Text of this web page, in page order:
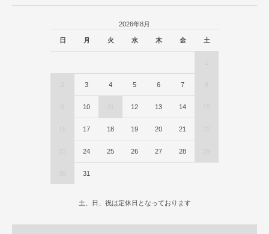
2026年8月
日 月 火 水 木 金 土
3 4 5 6 7
10 12 13 14
17 18 19 20 21
24 25 26 27 28
31
土、日、祝は定休日となっております